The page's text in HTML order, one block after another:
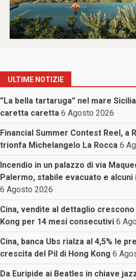
ULTIME NOTIZIE
”La bella tartaruga” nel mare
caretta caretta 6 Agosto 2026
Financial Summer Contest Reel, a
trionfa Michelangelo La Rocca 6
Incendio in un palazzo di via
Palermo, stabile evacuato e
6 Agosto 2026
Cina, vendite al dettaglio crescono
Kong per 14 mesi consecutivi 6
Cina, banca Ubs rialza al 4,5% le
crescita del Pil di Hong Kong 6
Da Euripide ai Beatles in chiave